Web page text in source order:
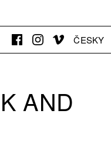
ČESKY
AND